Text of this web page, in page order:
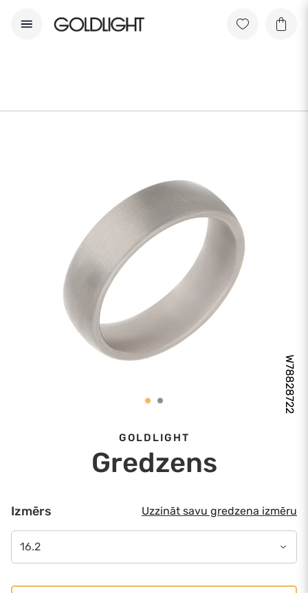
W78828722
GOLDLIGHT
Gredzens
Izmērs Uzzināt savu gredzena izmēru
16.2